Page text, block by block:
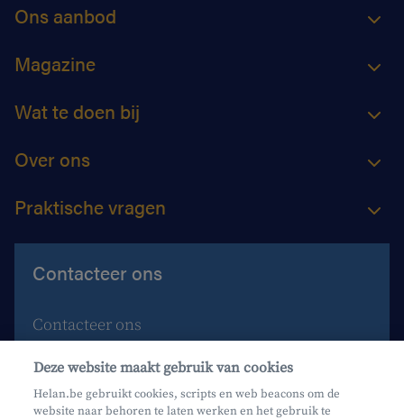
Ons aanbod
Magazine
Wat te doen bij
Over ons
Praktische vragen
Contacteer ons
Contacteer ons
Maak een afspraak
Waar vind je ons?
Deze website maakt gebruik van cookies
Helan.be gebruikt cookies, scripts en web beacons om de
website naar behoren te laten werken en het gebruik te